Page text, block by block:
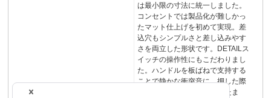
は最小限の寸法に統一しました。
コンセントでは製品化が難しかっ
たマット仕上げを初めて実現。差
込穴もシンプルさと差し込みやす
さを両立した形状です。DETAILス
イッチの操作性にもこだわりまし
た。ハンドルを板ばねで支持する
ことで静かな衝突音に。押した際
の適度なクリック感は残したま